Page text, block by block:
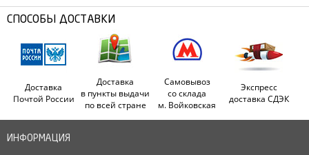
СПОСОБЫ ДОСТАВКИ
Доставка
Почтой России
Доставка
в пункты выдачи
по всей стране
Самовывоз
со склада
м. Войковская
Экспресс
доставка СДЭК
ИНФОРМАЦИЯ